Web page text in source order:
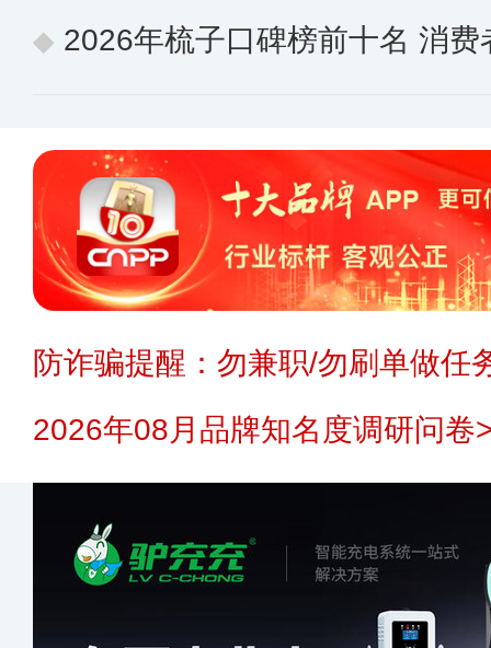
2026年梳子口碑榜前十名 消
防诈骗提醒：勿兼职/勿刷单做任
2026年08月品牌知名度调研问卷